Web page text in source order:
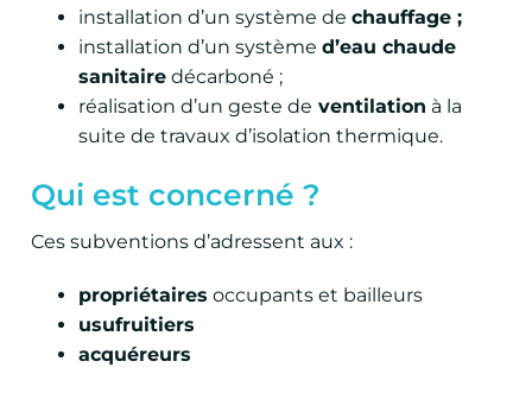
installation d’un système dechauffage ;
installation d’un systèmed’eau chaude
sanitaire décarboné ;
réalisation d’un geste de ventilation à la
suite de travaux d’isolation thermique.
Qui est concerné ?
Ces subventions d’adressent aux :
propriétaires occupants et bailleurs
usufruitiers
acquéreurs